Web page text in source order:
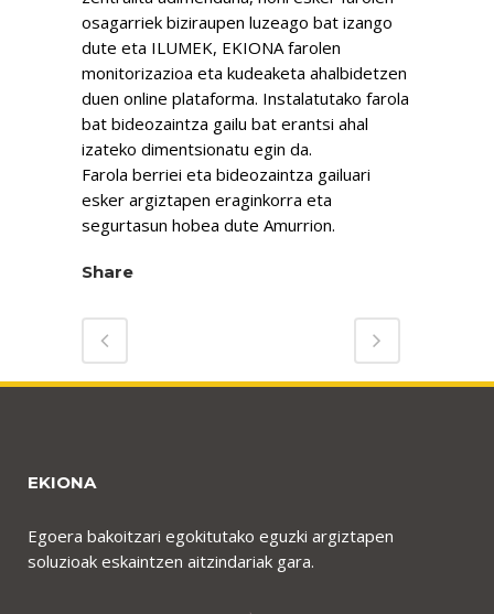
osagarriek biziraupen luzeago bat izango
dute eta ILUMEK, EKIONA farolen
monitorizazioa eta kudeaketa ahalbidetzen
duen online plataforma. Instalatutako farola
bat bideozaintza gailu bat erantsi ahal
izateko dimentsionatu egin da.
Farola berriei eta bideozaintza gailuari
esker argiztapen eraginkorra eta
segurtasun hobea dute Amurrion.
Share
EKIONA
Egoera bakoitzari egokitutako eguzki argiztapen
soluzioak eskaintzen aitzindariak gara.